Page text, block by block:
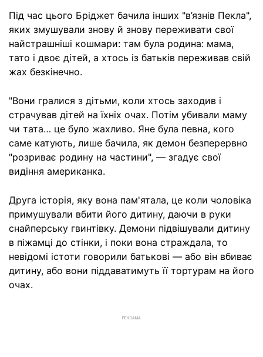
Під час цього Бріджет бачила інших "в’язнів Пекла",
яких змушували знову й знову переживати свої
найстрашніші кошмари: там була родина: мама,
тато і двоє дітей, а хтось із батьків переживав свій
жах безкінечно.
"Вони гралися з дітьми, коли хтось заходив і
страчував дітей на їхніх очах. Потім убивали маму
чи тата… це було жахливо. Яне була певна, кого
саме катують, лише бачила, як демон безперервно
"розриває родину на частини", — згадує свої
видіння американка.
Друга історія, яку вона пам'ятала, це коли чоловіка
примушували вбити його дитину, даючи в руки
снайперську гвинтівку. Демони підвішували дитину
в піжамці до стінки, і поки вона страждала, то
невідомі істоти говорили батькові — або він вбиває
дитину, або вони піддаватимуть її тортурам на його
очах.
РЕКЛАМА